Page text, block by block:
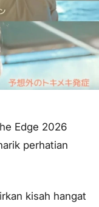
Edge 2026
perhatian
kisah hangat